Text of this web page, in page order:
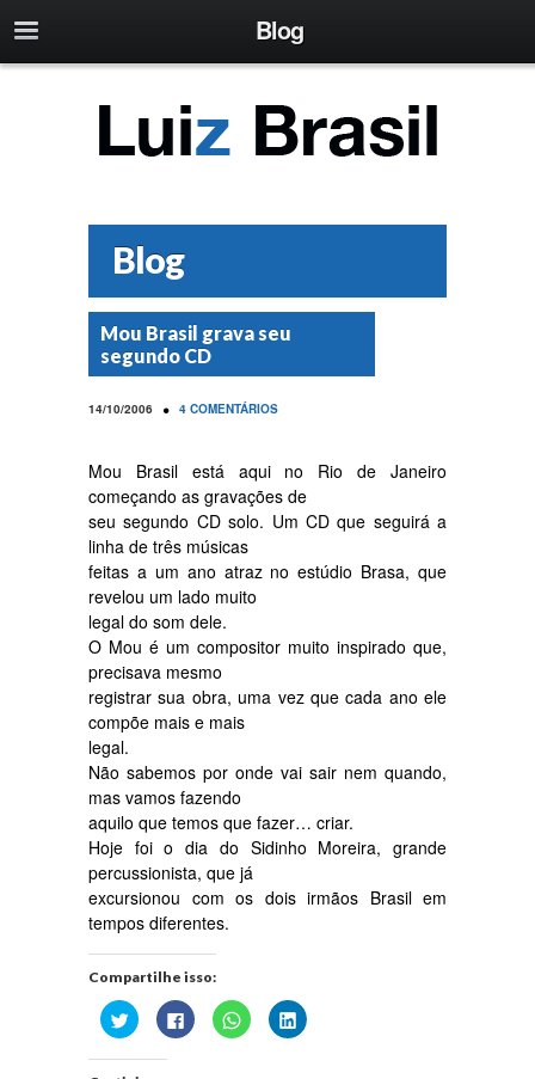
Blog
Blog
Mou Brasil grava seu
segundo CD
14/10/2006 • 4 COMENTÁRIOS
Mou Brasil está aqui no Rio de Janeiro
começando as gravações de
seu segundo CD solo. Um CD que seguirá a
linha de três músicas
feitas a um ano atraz no estúdio Brasa, que
revelou um lado muito
legal do som dele.
O Mou é um compositor muito inspirado que,
precisava mesmo
registrar sua obra, uma vez que cada ano ele
compõe mais e mais
legal.
Não sabemos por onde vai sair nem quando,
mas vamos fazendo
aquilo que temos que fazer… criar.
Hoje foi o dia do Sidinho Moreira, grande
percussionista, que já
excursionou com os dois irmãos Brasil em
tempos diferentes.
Compartilhe isso:
Clique
para
compartilhar
no
Twitter(abre
Clique
para
compartilhar
Clique
para
compartilhar
Clique
para